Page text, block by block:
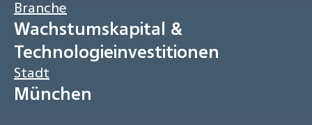
Branche
Wachstumskapital &
Technologieinvestitionen
Stadt
München